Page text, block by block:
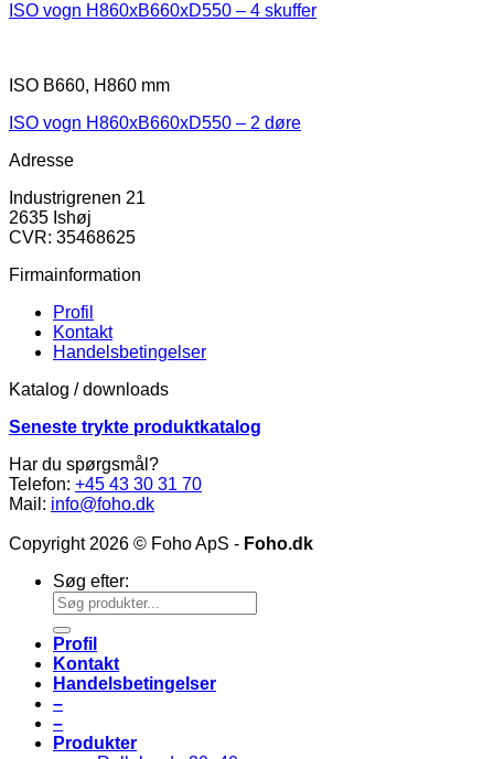
ISO vogn H860xB660xD550 – 4 skuffer
ISO B660, H860 mm
ISO vogn H860xB660xD550 – 2 døre
Adresse
Industrigrenen 21
2635 Ishøj
CVR: 35468625
Firmainformation
Profil
Kontakt
Handelsbetingelser
Katalog / downloads
Seneste trykte produktkatalog
Har du spørgsmål?
Telefon: +45 43 30 31 70
Mail: info@foho.dk
Copyright 2026 © Foho ApS - Foho.dk
Søg efter:
Profil
Kontakt
Handelsbetingelser
–
–
Produkter